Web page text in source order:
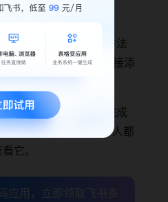
解决方案，以反映此方法
成员将他们的想法直接添
频、图像等内容。
挫败感。在您的团队完成
其放入聊天中，每个人都
它。
应用，立即领取飞书多